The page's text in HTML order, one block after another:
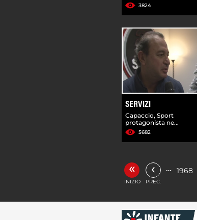
3824
SERVIZI
Capaccio, Sport
protagonista ne...
5682
«
INIZIO
‹
PREC.
… 1968